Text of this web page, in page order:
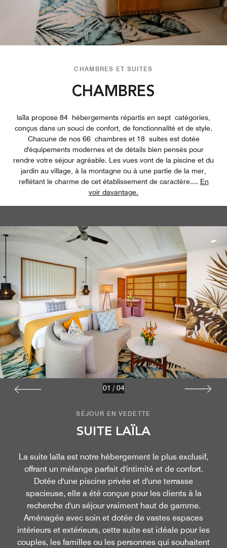
CHAMBRES ET SUITES
CHAMBRES
laïla propose 84 hébergements répartis en sept catégories,
conçus dans un souci de confort, de fonctionnalité et de style.
Chacune de nos 66 chambres et 18 suites est dotée
d'équipements modernes et de détails bien pensés pour
rendre votre séjour agréable. Les vues vont de la piscine et du
jardin au village, à la montagne ou à une partie de la mer,
reflétant le charme de cet établissement de caractère.... En
voir davantage.
SÉJOUR EN VEDETTE
SUITE LAÏLA
La suite laïla est notre hébergement le plus exclusif,
offrant un mélange parfait d'intimité et de confort.
Dotée d'une piscine privée et d'une terrasse
spacieuse, elle a été conçue pour les clients à la
recherche d'un séjour vraiment haut de gamme.
Aménagée avec soin et dotée de vastes espaces
intérieurs et extérieurs, cette suite est idéale pour les
couples, les familles ou les personnes qui souhaitent
01 / 04